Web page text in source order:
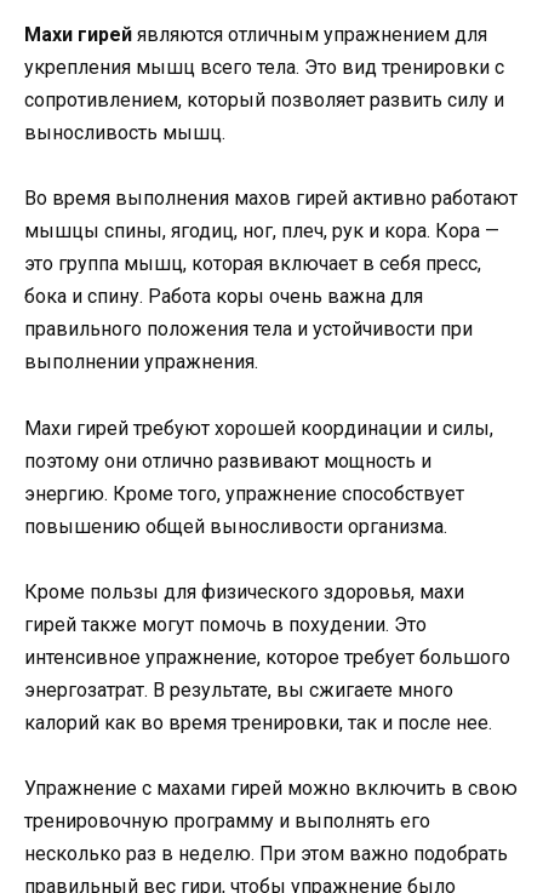
Махи гирей являются отличным упражнением для
укрепления мышц всего тела. Это вид тренировки с
сопротивлением, который позволяет развить силу и
выносливость мышц.
Во время выполнения махов гирей активно работают
мышцы спины, ягодиц, ног, плеч, рук и кора. Кора —
это группа мышц, которая включает в себя пресс,
бока и спину. Работа коры очень важна для
правильного положения тела и устойчивости при
выполнении упражнения.
Махи гирей требуют хорошей координации и силы,
поэтому они отлично развивают мощность и
энергию. Кроме того, упражнение способствует
повышению общей выносливости организма.
Кроме пользы для физического здоровья, махи
гирей также могут помочь в похудении. Это
интенсивное упражнение, которое требует большого
энергозатрат. В результате, вы сжигаете много
калорий как во время тренировки, так и после нее.
Упражнение с махами гирей можно включить в свою
тренировочную программу и выполнять его
несколько раз в неделю. При этом важно подобрать
правильный вес гири, чтобы упражнение было